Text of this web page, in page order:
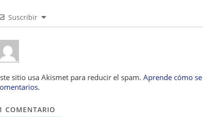
Suscribir
sitio usa Akismet para reducir el spam. Aprende cómo
COMENTARIO